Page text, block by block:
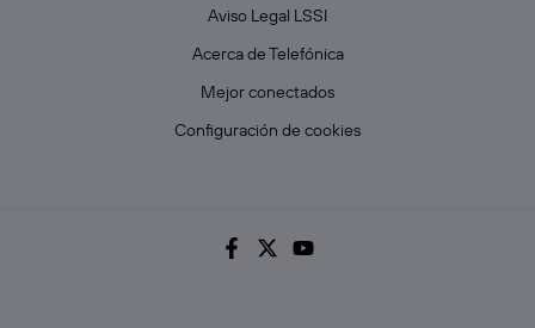
Aviso Legal LSSI
Acerca de Telefónica
Mejor conectados
Configuración de cookies